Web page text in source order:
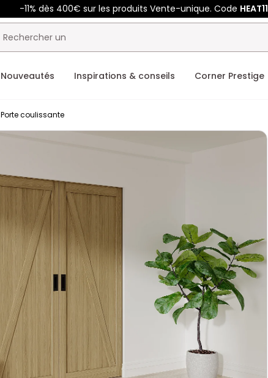
-11% dès 400€ sur les produits Vente-unique. Code HEAT11
Nouveautés Inspirations & conseils Corner Prestige
Porte coulissante